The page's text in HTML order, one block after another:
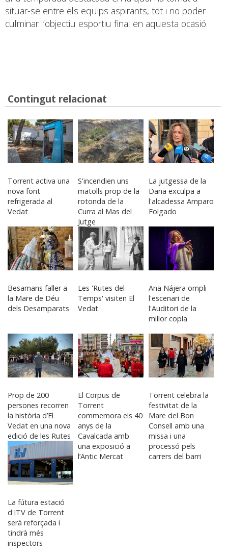
situar-se entre els equips aspirants, tot i no poder
culminar l’objectiu esportiu final en aquesta ocasió.
Contingut relacionat
Torrent activa una
nova font
refrigerada al
Vedat
S'incendien uns
matolls prop de la
rotonda de la
Curra al Mas del
Jutge
La jutgessa de la
Dana exculpa a
l'alcadessa Amparo
Folgado
Besamans faller a
la Mare de Déu
dels Desamparats
Les 'Rutes del
Temps' visiten El
Vedat
Ana Nájera ompli
l'escenari de
l'Auditori de la
millor copla
Prop de 200
persones recorren
la història d’El
Vedat en una nova
edició de les Rutes
del Temps
El Corpus de
Torrent
commemora els 40
anys de la
Cavalcada amb
una exposició a
l’Antic Mercat
Torrent celebra la
festivitat de la
Mare del Bon
Consell amb una
missa i una
processó pels
carrers del barri
La fútura estació
d'ITV de Torrent
serà reforçada i
tindrà més
inspectors